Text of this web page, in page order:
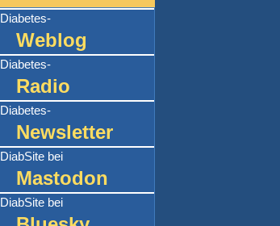
Diabetes-
Weblog
Diabetes-
Radio
Diabetes-
Newsletter
DiabSite bei
Mastodon
DiabSite bei